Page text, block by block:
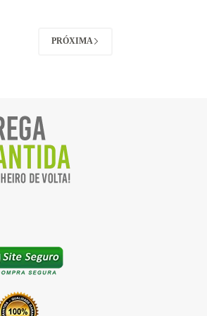
PRÓXIMA